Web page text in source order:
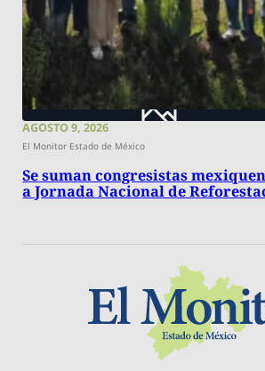
AGOSTO 9, 2026
El Monitor Estado de México
Se suman congresistas
a Jornada Nacional de